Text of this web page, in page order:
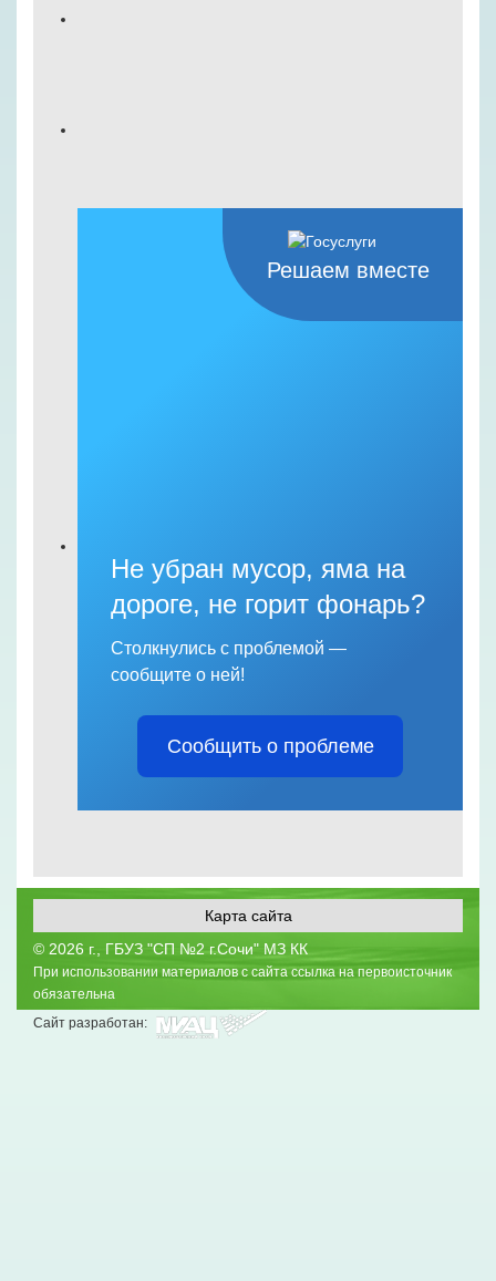
Решаем вместе
Не убран мусор, яма на
дороге, не горит фонарь?
Столкнулись с проблемой —
сообщите о ней!
Сообщить о проблеме
Карта сайта
© 2026 г., ГБУЗ "СП №2 г.Сочи" МЗ КК
При использовании материалов с сайта ссылка на первоисточник
обязательна
Сайт разработан: